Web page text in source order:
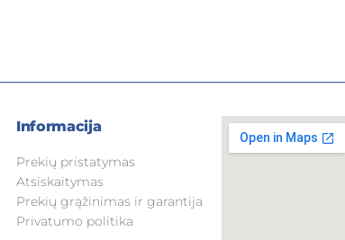
Informacija
Prekių pristatymas
Atsiskaitymas
Prekių grąžinimas ir garantija
Privatumo politika